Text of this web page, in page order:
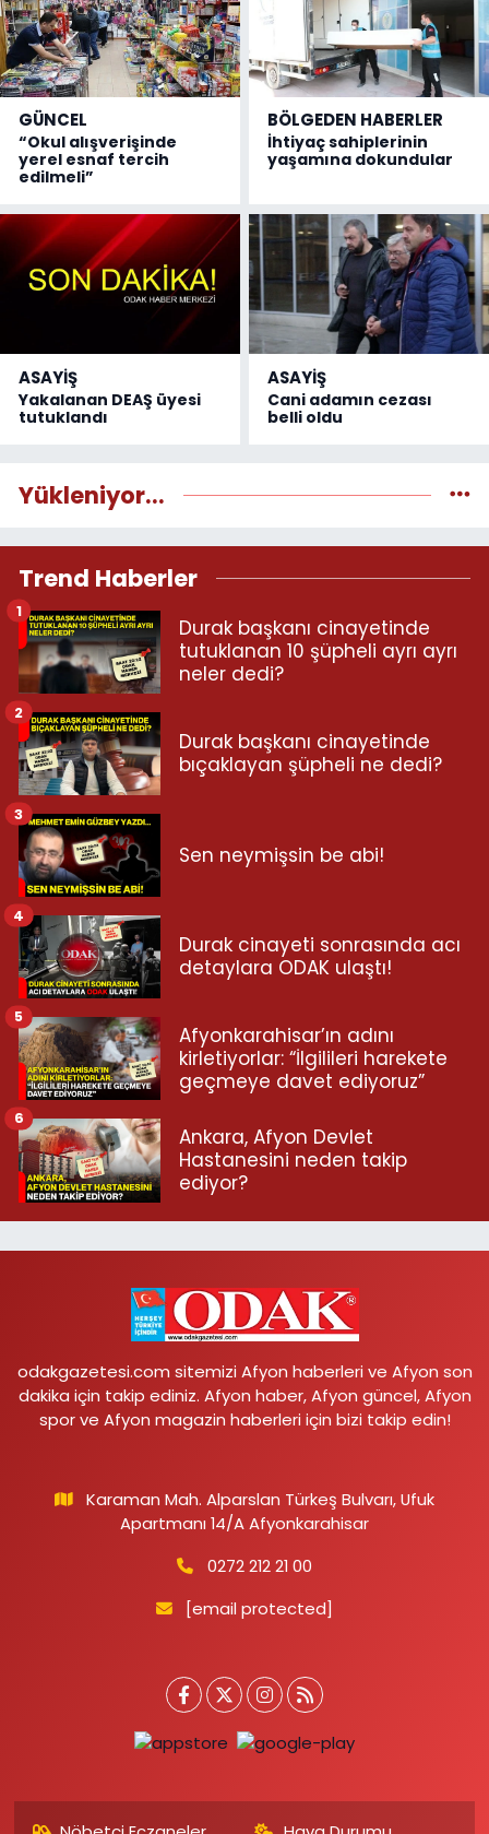
GÜNCEL
“Okul alışverişinde
yerel esnaf tercih
edilmeli”
BÖLGEDEN HABERLER
İhtiyaç sahiplerinin
yaşamına dokundular
ASAYİŞ
Yakalanan DEAŞ üyesi
tutuklandı
ASAYİŞ
Cani adamın cezası
belli oldu
Yükleniyor...
Trend Haberler
Durak başkanı cinayetinde
tutuklanan 10 şüpheli ayrı ayrı
neler dedi?
1
Durak başkanı cinayetinde
bıçaklayan şüpheli ne dedi?
2
Sen neymişsin be abi!
3
Durak cinayeti sonrasında acı
detaylara ODAK ulaştı!
4
Afyonkarahisar’ın adını
kirletiyorlar: “İlgilileri harekete
geçmeye davet ediyoruz”
5
Ankara, Afyon Devlet
Hastanesini neden takip
ediyor?
6
odakgazetesi.com sitemizi Afyon haberleri ve Afyon son
dakika için takip ediniz. Afyon haber, Afyon güncel, Afyon
spor ve Afyon magazin haberleri için bizi takip edin!
Karaman Mah. Alparslan Türkeş Bulvarı, Ufuk
Apartmanı 14/A Afyonkarahisar
0272 212 21 00
[email protected]